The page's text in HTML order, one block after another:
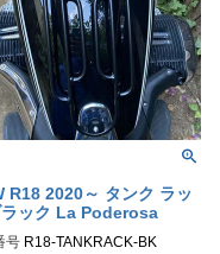
R18 2020～ タンク ラッ
ラック La Poderosa
号 R18-TANKRACK-BK